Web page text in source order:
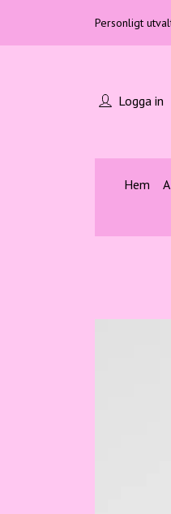
Personligt
Logga in
Hem